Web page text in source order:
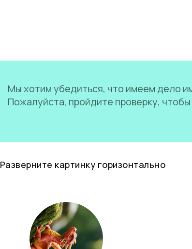
Мы хотим убедиться, что имеем дело
Пожалуйста, пройдите проверку,
Разверните картинку горизонтально